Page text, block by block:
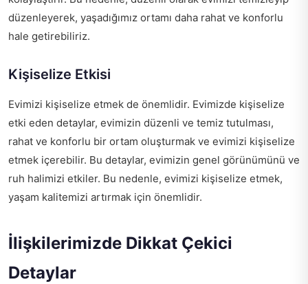
düzenleyerek, yaşadığımız ortamı daha rahat ve konforlu
hale getirebiliriz.
Kişiselize Etkisi
Evimizi kişiselize etmek de önemlidir. Evimizde kişiselize
etki eden detaylar, evimizin düzenli ve temiz tutulması,
rahat ve konforlu bir ortam oluşturmak ve evimizi kişiselize
etmek içerebilir. Bu detaylar, evimizin genel görünümünü ve
ruh halimizi etkiler. Bu nedenle, evimizi kişiselize etmek,
yaşam kalitemizi artırmak için önemlidir.
İlişkilerimizde Dikkat Çekici
Detaylar